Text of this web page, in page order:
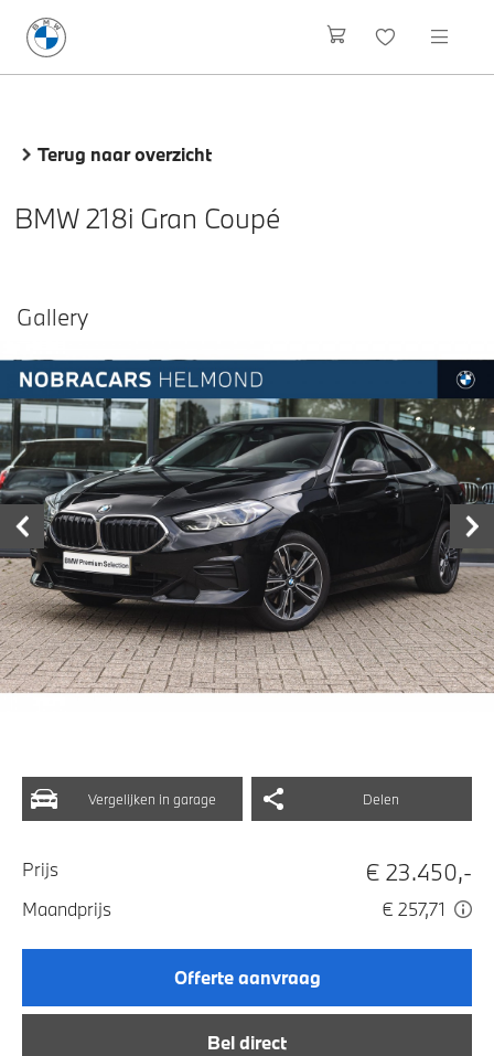
Terug naar overzicht
BMW 218i Gran Coupé
Vergelijken in garage Delen
Prijs € 23.450,-
Maandprijs € 257,71
Offerte aanvraag
Bel direct
Gallery